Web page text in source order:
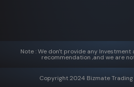
Note : We don't provide any Investment
recommendation ,and we are
Copyright 2024 Bizmate